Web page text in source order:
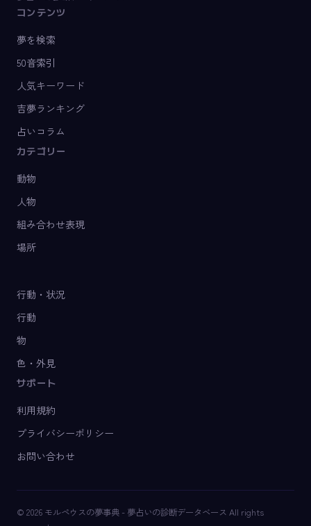
コンテンツ
夢を検索
50音索引
人気キーワード
吉夢ランキング
占いコラム
カテゴリー
動物
人物
組み合わせ表現
場所
行動・状況
行動
物
色・外見
サポート
利用規約
プライバシーポリシー
お問い合わせ
© 2026 モルペウスの夢事典 - 夢占いの診断データベース All rights